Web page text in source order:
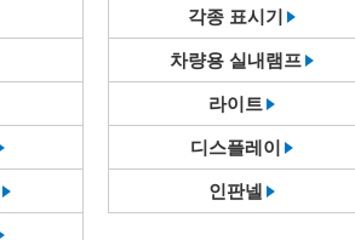
각종 표시기
차량용 실내램프
라이트
디스플레이
인판넬